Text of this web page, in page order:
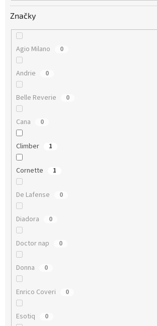
Značky
Agio Milano 0
Andrie 0
Belle Reverie 0
Cana 0
Climber 1
Cornette 1
De Lafense 0
Diadora 0
Doctor nap 0
Donna 0
Enrico Coveri 0
Esotiq 0